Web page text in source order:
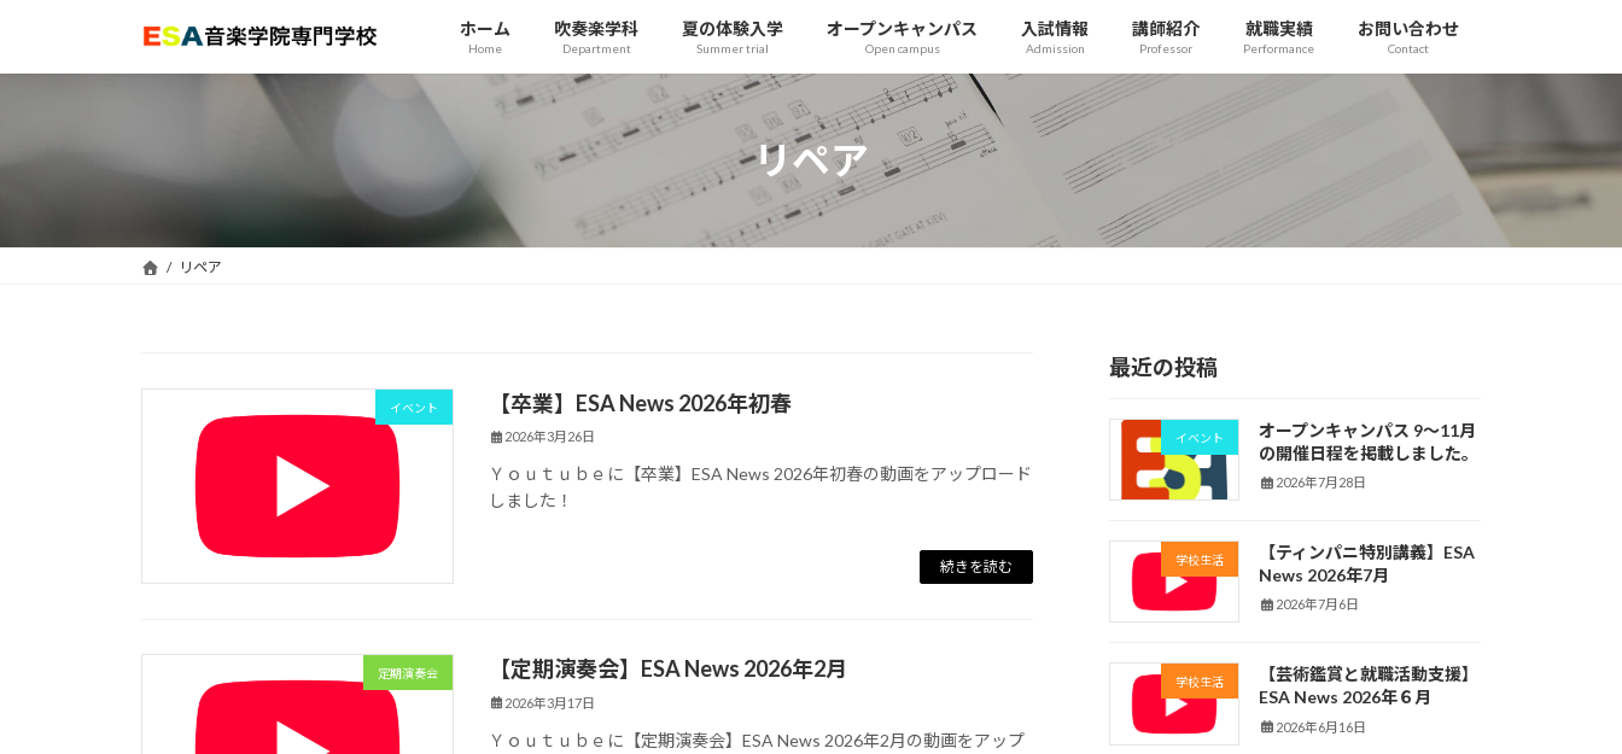
テ
へ
ッ
ゲ
ョ
移
ホーム
Home
吹奏楽学科
Department
夏の体験入学
Summer trial
オープンキャンパス
Open campus
入試情報
Admission
講師紹介
Professor
就職実績
Performance
お問い合わせ
Contact
リペア
リペア
イベント 【卒業】ESA News 2026年初春
2026年3月26日
Ｙｏｕｔｕｂｅに【卒業】ESA News 2026年初春の動画をアップロード
しました！
続きを読む
定期演奏会 【定期演奏会】ESA News 2026年2月
2026年3月17日
Ｙｏｕｔｕｂｅに【定期演奏会】ESA News 2026年2月の動画をアップ
最近の投稿
イベント
オープンキャンパス 9〜11月
の開催日程を掲載しました。
2026年7月28日
学校生活
【ティンパニ特別講義】ESA
News 2026年7月
2026年7月6日
学校生活
【芸術鑑賞と就職活動支援】
ESA News 2026年６月
2026年6月16日